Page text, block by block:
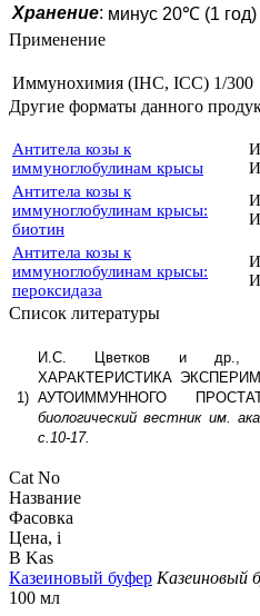
Хранение: минус 20℃ (1 год)
Применение
Иммунохимия (IHC, ICC) 1/300
Другие форматы данного
Антитела козы к
иммуноглобулинам крысы
Антитела козы к
иммуноглобулинам крысы:
биотин
Антитела козы к
иммуноглобулинам крысы:
пероксидаза
Список литературы
1)
И.С. Цветков и др.,
ХАРАКТЕРИСТИКА
АУТОИММУННОГО
биологический вестник им.
с.10-17.
Cat No
Название
Фасовка
Цена, i
B Kas
Казеиновый буфер Казеиновый
100 мл